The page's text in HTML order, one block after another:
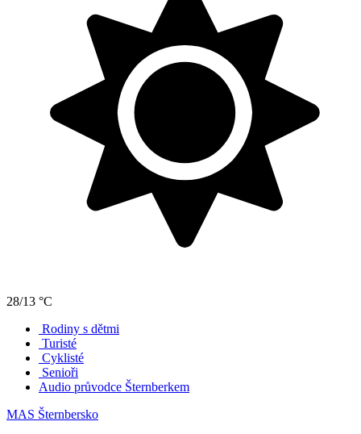
28/13 °C
Rodiny s dětmi
Turisté
Cyklisté
Senioři
Audio průvodce Šternberkem
MAS Šternbersko